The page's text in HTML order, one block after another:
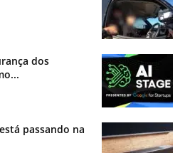
dos
passando na